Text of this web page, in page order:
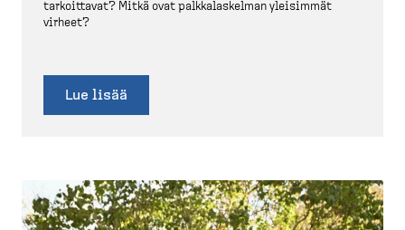
tarkoittavat? Mitkä ovat palkka­las­kelman yleisimmät
virheet?
Lue lisää